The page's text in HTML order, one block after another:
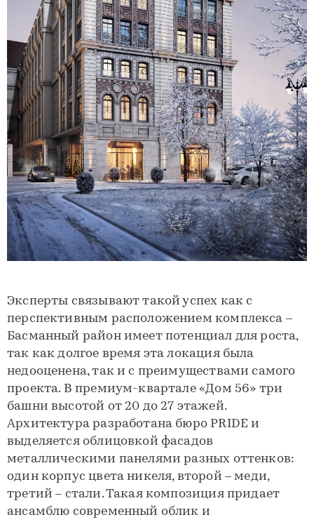
Эксперты связывают такой успех как с
перспективным расположением комплекса –
Басманный район имеет потенциал для роста,
так как долгое время эта локация была
недооценена, так и с преимуществами самого
проекта. В премиум-квартале «Дом 56» три
башни высотой от 20 до 27 этажей.
Архитектура разработана бюро PRIDE и
выделяется облицовкой фасадов
металлическими панелями разных оттенков:
один корпус цвета никеля, второй – меди,
третий – стали. Такая композиция придает
ансамблю современный облик и